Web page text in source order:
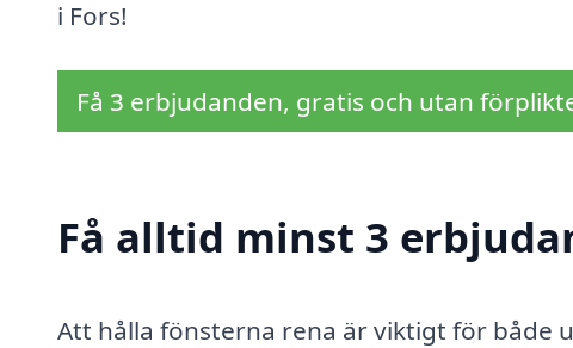
i Fors!
Få 3 erbjudanden, gratis och utan
Få alltid minst 3
Att hålla fönsterna rena är viktigt för både